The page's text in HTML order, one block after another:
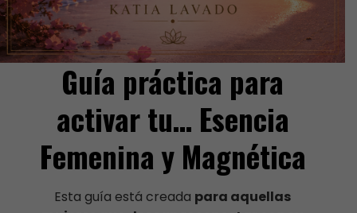
Guía práctica para
activar tu… Esencia
Femenina y Magnética
Esta guía está creada para aquellas